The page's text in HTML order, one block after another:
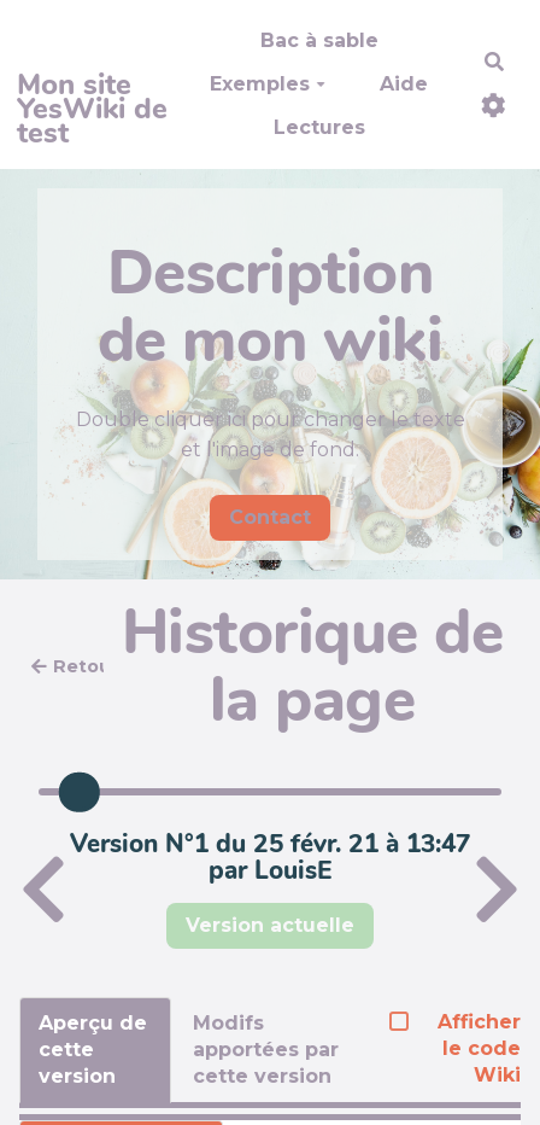
Aller au contenu principal
Mon site
YesWiki de
test
Bac à sable
Exemples
Aide
Lectures
Description
de mon wiki
Double cliquer ici pour changer le texte
et l'image de fond.
Contact
Retour
Historique de
la page
Version N°1 du 25 févr. 21 à 13:47
par LouisE
Version actuelle
Aperçu de
cette
version
Modifs
apportées par
cette version
Afficher
le code
Wiki